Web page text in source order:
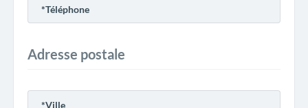
Adresse postale